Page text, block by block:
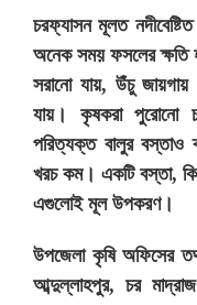
চরফ্যাসন মূলত
অনেক সময় ফসলের ক্ষতি
সরানো যায়, উঁচু জায়গায়
যায়। কৃষকরা পুরোনো
পরিত্যক্ত বালুর বস্তাও
খরচ কম। একটি বস্তা,
এগুলোই মূল উপকরণ।
উপজেলা কৃষি অফিসের
আব্দুল্লাহপুর, চর